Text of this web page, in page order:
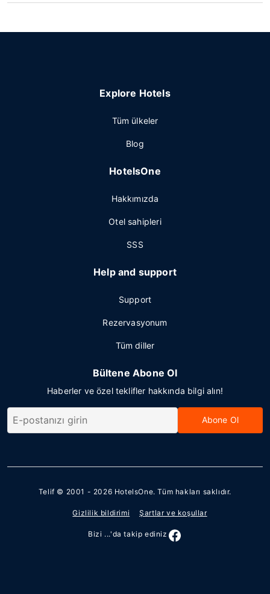
Explore Hotels
Tüm ülkeler
Blog
HotelsOne
Hakkımızda
Otel sahipleri
SSS
Help and support
Support
Rezervasyonum
Tüm diller
Bültene Abone Ol
Haberler ve özel teklifler hakkında bilgi alın!
Abone Ol
Telif © 2001 - 2026 HotelsOne. Tüm hakları saklıdır.
Gizlilik bildirimi Şartlar ve koşullar
Bizi ...'da takip ediniz